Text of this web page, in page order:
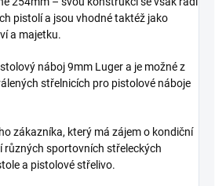
pistolí a jsou vhodné taktéž jako
a majetku.
náboj 9mm Luger a je možné z
střelnicích pro pistolové náboje
zákazníka, který má zájem o kondiční
různých sportovních střeleckých
a pistolové střelivo.